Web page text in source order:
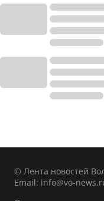
© Лента новостей
Email: info@vo-